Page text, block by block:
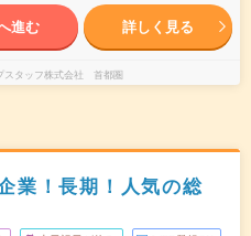
進む 詳しく見る
スタッフ株式会社 首都圏
業！長期！人気の総